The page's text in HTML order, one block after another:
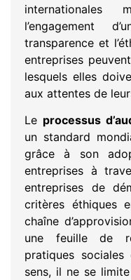
l’engagement
transparence et
entreprises
lesquels elles
aux attentes de
Le processus
un standard
grâce à son
entreprises à
entreprises de
critères éthiques
chaîne
une feuille de
pratiques sociales
sens, il ne se